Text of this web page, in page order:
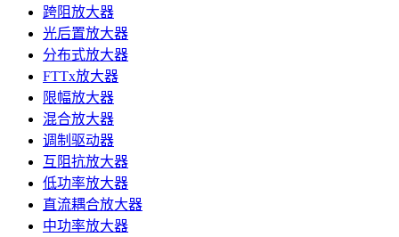
跨阻放大器
光后置放大器
分布式放大器
FTTx放大器
限幅放大器
混合放大器
调制驱动器
互阻抗放大器
低功率放大器
直流耦合放大器
中功率放大器